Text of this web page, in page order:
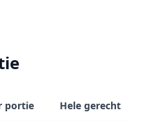
portie Hele gerecht